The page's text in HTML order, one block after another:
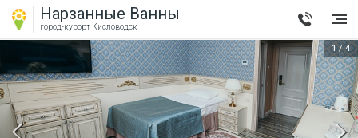
Нарзанные Ванны
город-курорт Кисловодск
1/4